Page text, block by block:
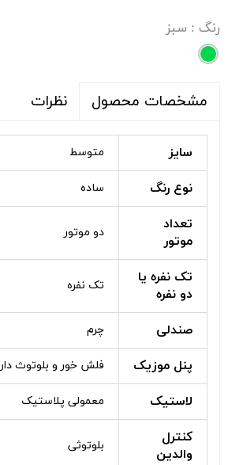
رنگ : سبز
مشخصات محصول نظرات
سایز متوسط
نوع رنگ ساده
تعداد
موتور
دو موتور
تک نفره یا
دو نفره
تک نفره
صندلی چرم
پنل موزیک فلش خور و بلوتوث دار
لاستیک معمولی پلاستیک
کنترل
والدین
بلوتوثی